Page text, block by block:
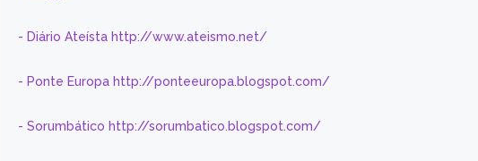
- Diário Ateísta http://www.ateismo.net/
- Ponte Europa http://ponteeuropa.blogspot.com/
- Sorumbático http://sorumbatico.blogspot.com/